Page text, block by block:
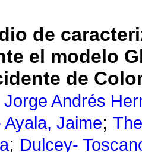
de
el modelo
de
Andrés
Jaime;
; Dulcey-